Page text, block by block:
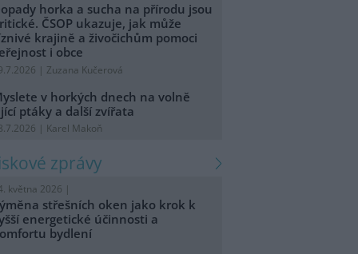
horka a sucha na přírodu jsou
ČSOP ukazuje, jak může
krajině a živočichům pomoci
i obce
| Zuzana Kučerová
v horkých dnech na volně
ptáky a další zvířata
| Karel Makoň
zprávy
května 2026 |
střešních oken jako krok k
energetické účinnosti a
bydlení